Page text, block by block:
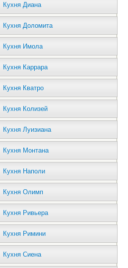
Кухня Диана
Кухня Доломита
Кухня Имола
Кухня Каррара
Кухня Кватро
Кухня Колизей
Кухня Луизиана
Кухня Монтана
Кухня Наполи
Кухня Олимп
Кухня Ривьера
Кухня Римини
Кухня Сиена